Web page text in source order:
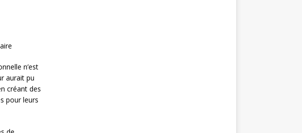
n’est
aurait pu
créant des
pour leurs